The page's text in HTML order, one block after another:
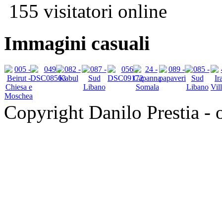
155 visitatori online
Immagini casuali
Copyright Danilo Prestia -